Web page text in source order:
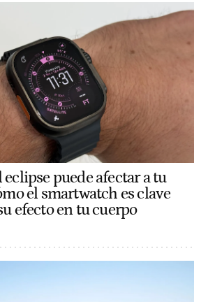
puede afectar a tu
el smartwatch es clave
efecto en tu cuerpo